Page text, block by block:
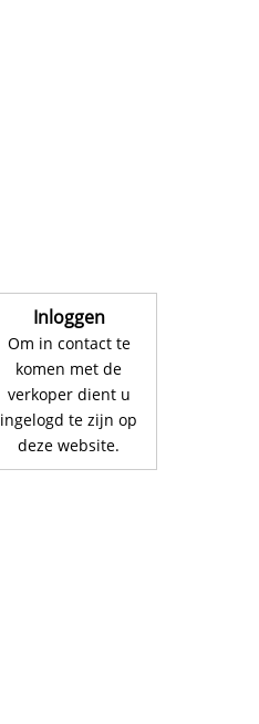
Inloggen
Om in contact te
komen met de
verkoper dient u
ingelogd te zijn op
deze website.